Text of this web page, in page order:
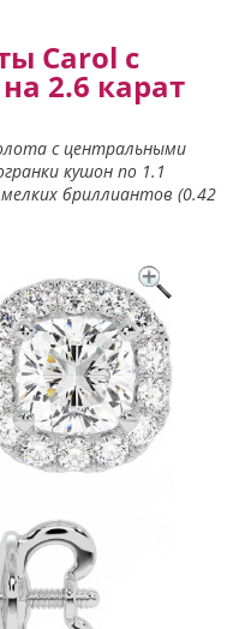
Carol с
2.6 карат
с центральными
кушон по 1.1
бриллиантов (0.42